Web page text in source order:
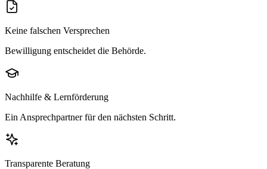
Keine falschen Versprechen
Bewilligung entscheidet die Behörde.
Nachhilfe & Lernförderung
Ein Ansprechpartner für den nächsten Schritt.
Transparente Beratung